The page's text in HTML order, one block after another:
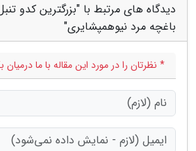
دیدگاه های مرتبط با "بزرگترین کدو
باغچه مرد نیوهمپشایری"
* نظرتان را در مورد این مقاله با ما درمیان